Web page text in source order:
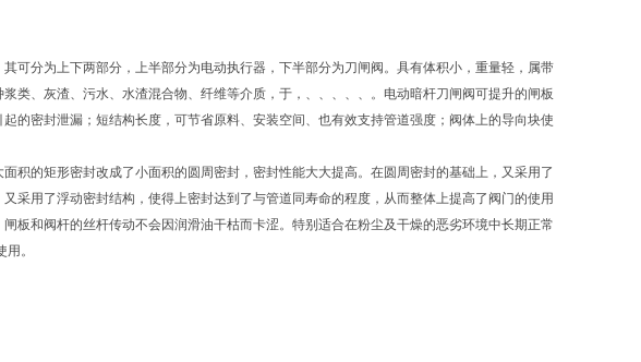
可分为上下两部分，上半部分为电动执行器，下半部分为刀闸阀。具有体积小，重量轻，属带
类、灰渣、污水、水渣混合物、纤维等介质，于，、、、、、。电动暗杆刀闸阀可提升的闸板
的密封泄漏；短结构长度，可节省原料、安装空间、也有效支持管道强度；阀体上的导向块使
积的矩形密封改成了小面积的圆周密封，密封性能大大提高。在圆周密封的基础上，又采用了
采用了浮动密封结构，使得上密封达到了与管道同寿命的程度，从而整体上提高了阀门的使用
板和阀杆的丝杆传动不会因润滑油干枯而卡涩。特别适合在粉尘及干燥的恶劣环境中长期正常
。